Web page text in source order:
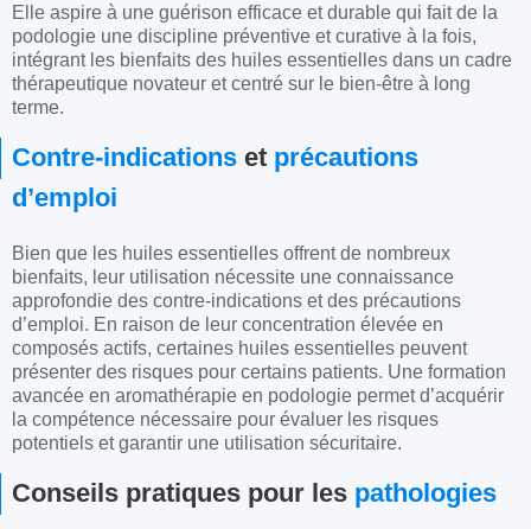
Elle aspire à une guérison efficace et durable qui fait de la
podologie une discipline préventive et curative à la fois,
intégrant les bienfaits des huiles essentielles dans un cadre
thérapeutique novateur et centré sur le bien-être à long
terme.
Contre-indications et précautions
d’emploi
Bien que les huiles essentielles offrent de nombreux
bienfaits, leur utilisation nécessite une connaissance
approfondie des contre-indications et des précautions
d’emploi. En raison de leur concentration élevée en
composés actifs, certaines huiles essentielles peuvent
présenter des risques pour certains patients. Une formation
avancée en aromathérapie en podologie permet d’acquérir
la compétence nécessaire pour évaluer les risques
potentiels et garantir une utilisation sécuritaire.
Conseils pratiques pour les pathologies